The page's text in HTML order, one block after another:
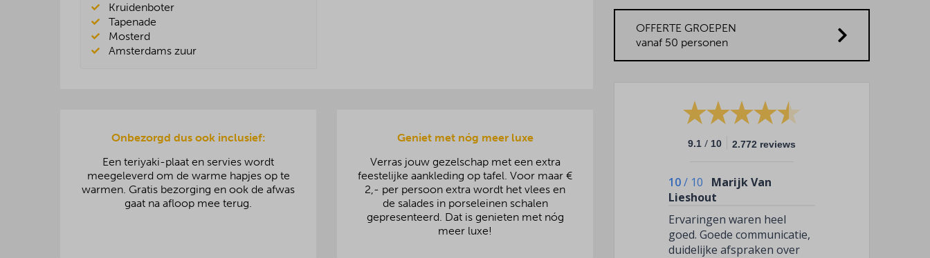
Kruidenboter
Tapenade
Mosterd
Amsterdams zuur
Onbezorgd dus ook inclusief:
Een teriyaki-plaat en servies wordt
meegeleverd om de warme hapjes op te
warmen. Gratis bezorging en ook de afwas
gaat na afloop mee terug.
Geniet met nóg meer luxe
Verras jouw gezelschap met een extra
feestelijke aankleding op tafel. Voor maar €
2,- per persoon extra wordt het vlees en
de salades in porseleinen schalen
gepresenteerd. Dat is genieten met nóg
meer luxe!
OFFERTE GROEPEN
vanaf 50 personen
9.1 / 10 2.772 reviews
10/ 10
Marijk Van
Lieshout
Ervaringen waren heel
goed. Goede communicatie,
duidelijke afspraken over